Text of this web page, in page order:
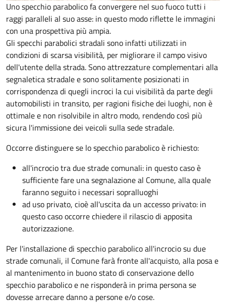
Uno specchio parabolico fa convergere nel suo fuoco tutti i
raggi paralleli al suo asse: in questo modo riflette le immagini
con una prospettiva più ampia.
Gli specchi parabolici stradali sono infatti utilizzati in
condizioni di scarsa visibilità, per migliorare il campo visivo
dell'utente della strada. Sono attrezzature complementari alla
segnaletica stradale e sono solitamente posizionati in
corrispondenza di quegli incroci la cui visibilità da parte degli
automobilisti in transito, per ragioni fisiche dei luoghi, non è
ottimale e non risolvibile in altro modo, rendendo così più
sicura l'immissione dei veicoli sulla sede stradale.
Occorre distinguere se lo specchio parabolico è richiesto:
all'incrocio tra due strade comunali: in questo caso è
sufficiente fare una segnalazione al Comune, alla quale
faranno seguito i necessari sopralluoghi
ad uso privato, cioè all'uscita da un accesso privato: in
questo casooccorre chiedere il rilascio di apposita
autorizzazione.
Per l'installazione di specchio parabolico all'incrocio su due
strade comunali, il Comune farà fronte all'acquisto, alla posa e
al mantenimento in buono stato di conservazione dello
specchio parabolico e ne risponderà in prima persona se
dovesse arrecare danno a persone e/o cose.